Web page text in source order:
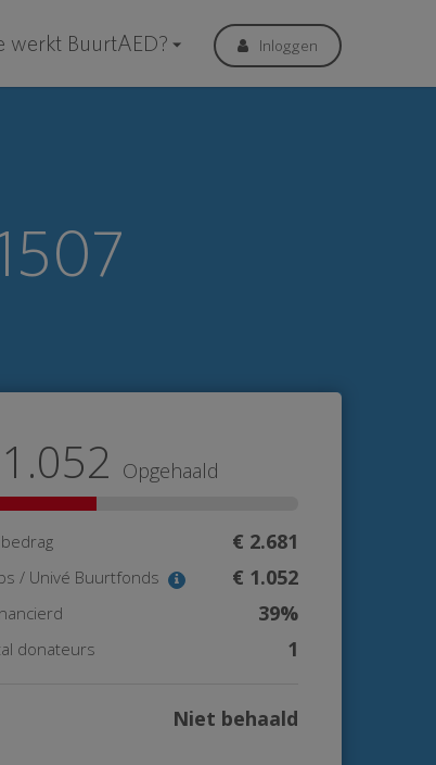
werkt BuurtAED? Inloggen
Opgehaald
€ 2.681
/ Univé Buurtfonds € 1.052
39%
donateurs 1
Niet behaald